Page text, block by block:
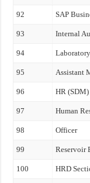
92 SAP
93 Internal
94 Laboratory
95 Assistant
96 HR (SDM)
97 Human
98 Officer
99 Reservoir
100 HRD